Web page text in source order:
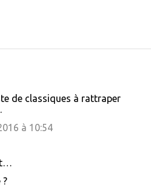
de classiques à rattraper
à 10:54
?